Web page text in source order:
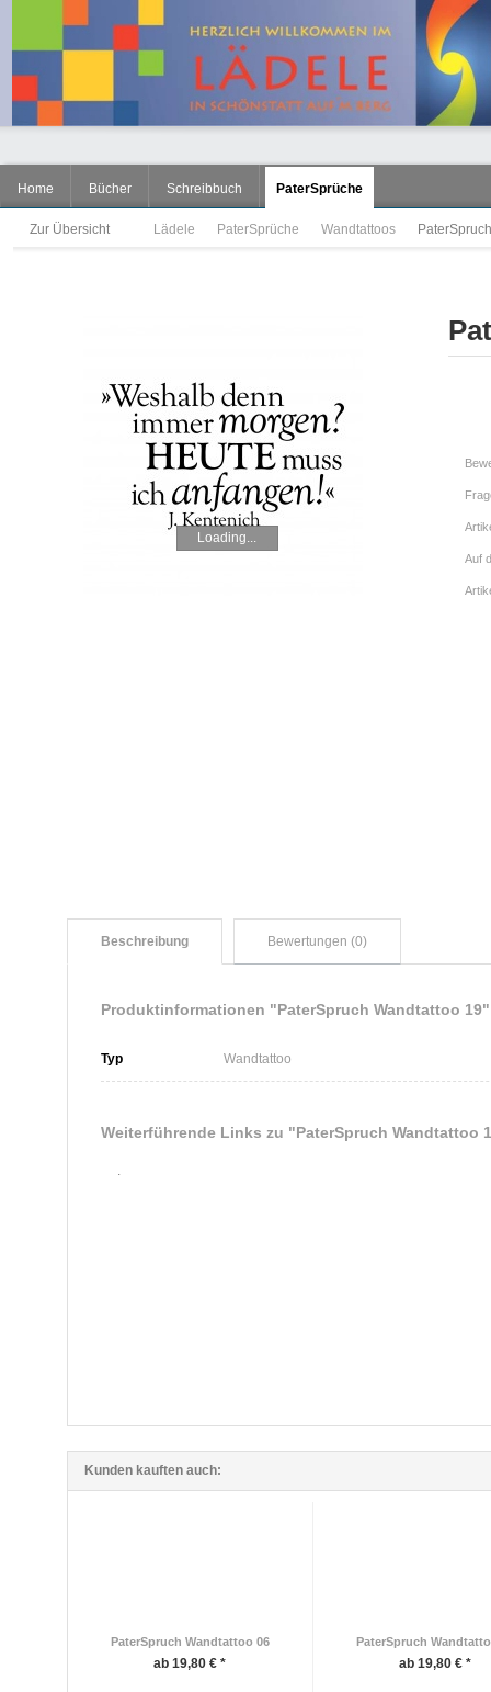
Home Bücher Schreibbuch PaterSprüche
Zur Übersicht Lädele PaterSprüche Wandtattoos
Loading...
Auf
Beschreibung Bewertungen (0)
Produktinformationen "PaterSpruch Wandtattoo 19"
Typ Wandtattoo
Weiterführende Links zu "PaterSpruch Wandtattoo
.
Kunden kauften auch:
PaterSpruch Wandtattoo 06
ab 19,80 € *
PaterSpruch
ab 19,80 € *